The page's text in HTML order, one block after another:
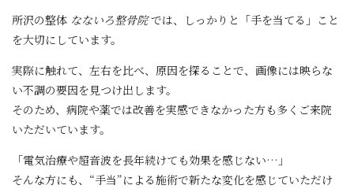
所沢の整体 なないろ整骨院では、しっかりと「手を当てる」こと
を大切にしています。
実際に触れて、左右を比べ、原因を探ることで、画像には映らな
い不調の要因を見つけ出します。
そのため、病院や薬では改善を実感できなかった方も多くご来院
いただいています。
「電気治療や超音波を長年続けても効果を感じない…」
そんな方にも、“手当”による施術で新たな変化を感じていただけ